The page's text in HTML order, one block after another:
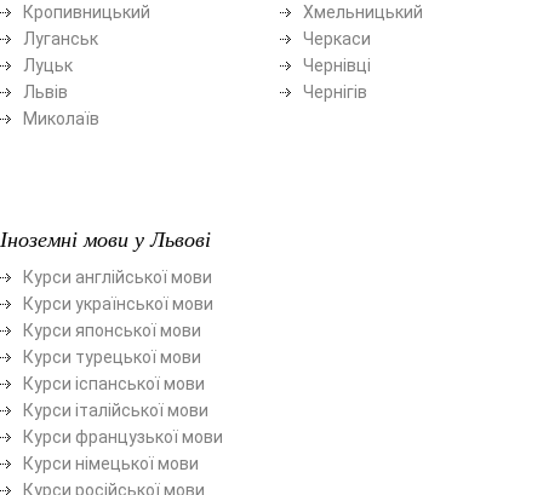
Кропивницький
Луганськ
Луцьк
Львів
Миколаїв
Хмельницький
Черкаси
Чернівці
Чернігів
Іноземні мови у Львові
Курси англійської мови
Курси української мови
Курси японської мови
Курси турецької мови
Курси іспанської мови
Курси італійської мови
Курси французької мови
Курси німецької мови
Курси російської мови